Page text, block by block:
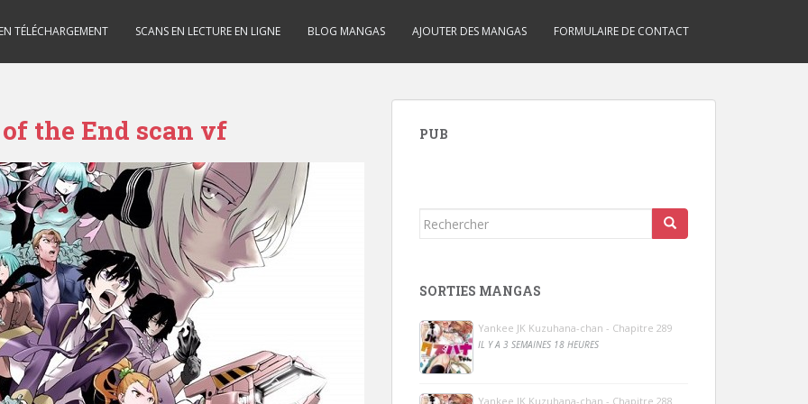
TÉLÉCHARGEMENT SCANS EN LECTURE EN LIGNE BLOG MANGAS AJOUTER DES MANGAS FORMULAIRE DE CONTACT
the End scan vf PUB
Rechercher...
SORTIES MANGAS
Yankee JK Kuzuhana-chan - Chapitre 289
IL Y A 3 SEMAINES 18 HEURES
Yankee JK Kuzuhana-chan - Chapitre 288